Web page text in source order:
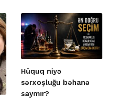
Hüquq niyə
sərxoşluğu bəhanə
saymır?